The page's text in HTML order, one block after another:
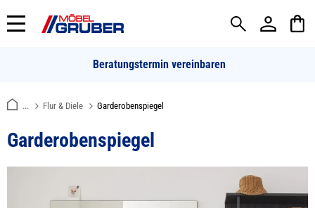
springen
Beratungstermin vereinbaren
... Flur & Diele Garderobenspiegel
Garderobenspiegel